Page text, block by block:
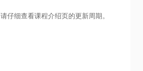
仔细查看课程介绍页的更新周期。